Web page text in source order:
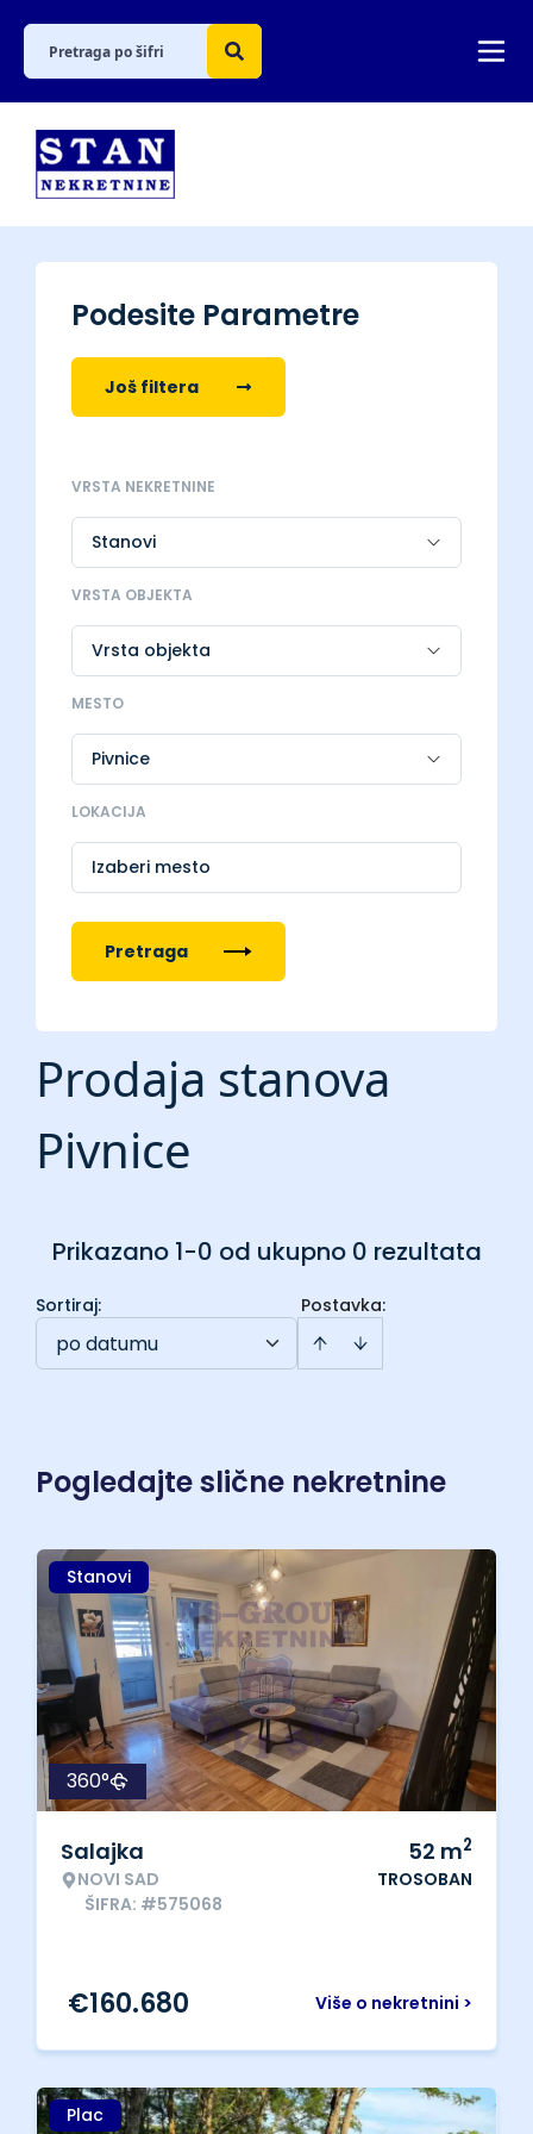
Podesite Parametre
Još filtera
VRSTA NEKRETNINE
VRSTA OBJEKTA
MESTO
LOKACIJA
Izaberi mesto
Pretraga
Prodaja stanova
Pivnice
Prikazano 1-0 od ukupno 0 rezultata
Postavka:
Sortiraj:
po datumu
Pogledajte slične nekretnine
Stanovi
360°
Salajka
NOVI SAD
ŠIFRA: #575068
52 m2
TROSOBAN
Više o nekretnini >
€160.680
Plac